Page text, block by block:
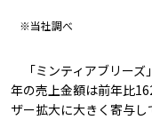
※当社調べ
「ミンティアブリーズ
年の売上金額は前年比
ザー拡大に大きく寄与し